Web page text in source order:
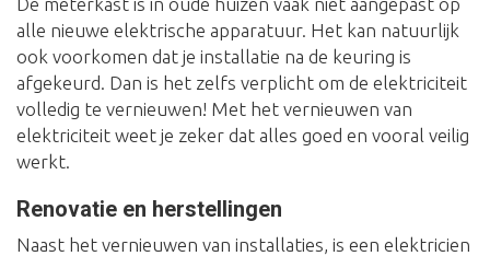
alle nieuwe elektrische apparatuur. Het kan natuurlijk
ook voorkomen dat je installatie na de keuring is
afgekeurd. Dan is het zelfs verplicht om de elektriciteit
volledig te vernieuwen! Met het vernieuwen van
elektriciteit weet je zeker dat alles goed en vooral veilig
werkt.
Renovatie en herstellingen
Naast het vernieuwen van installaties, is een elektricien